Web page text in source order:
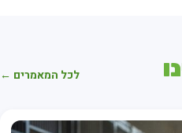
לכל המאמרים ←